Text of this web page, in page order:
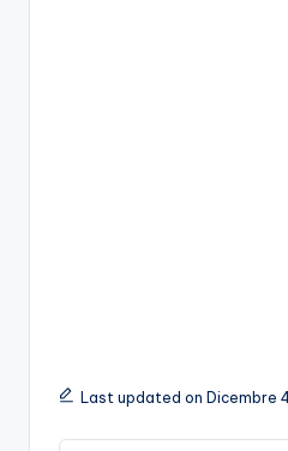
Last updated on Dicembre